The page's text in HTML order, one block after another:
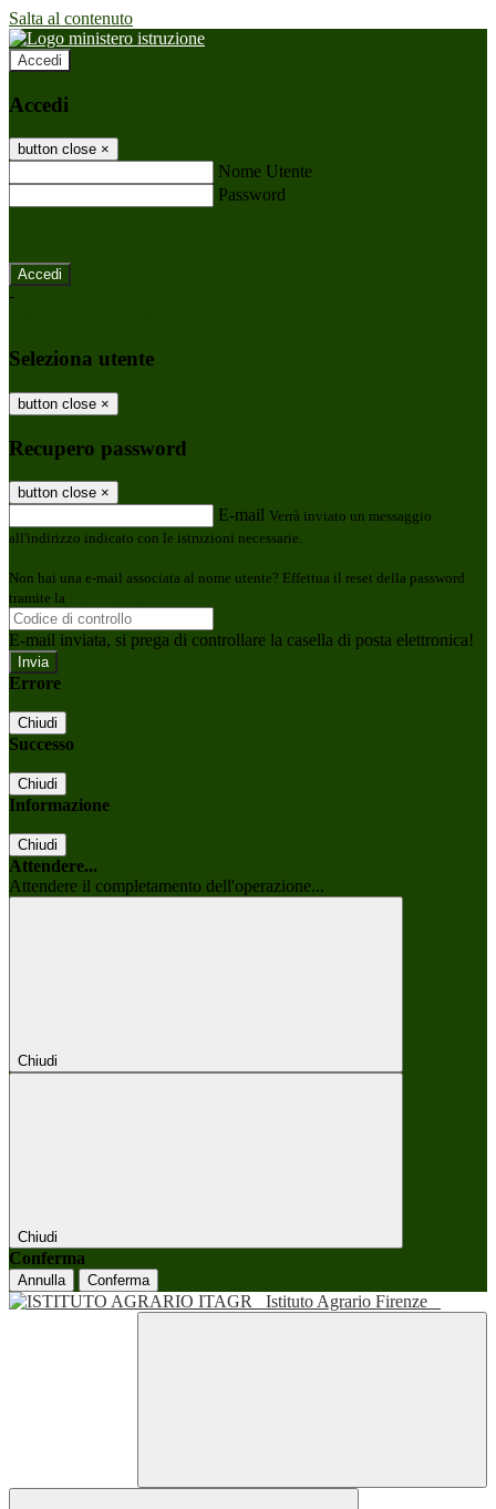
Salta al contenuto
Accedi
Accedi
button close ×
Nome Utente
Password
-
Seleziona utente
button close ×
Recupero password
button close ×
E-mail Verrà inviato un messaggio
all'indirizzo indicato con le istruzioni necessarie.
Non hai una e-mail associata al nome utente? Effettua il reset della password
tramite la
E-mail inviata, si prega di controllare la casella di posta elettronica!
Errore
Chiudi
Successo
Chiudi
Informazione
Chiudi
Attendere...
Attendere il completamento dell'operazione...
Chiudi
Chiudi
Conferma
Annulla Conferma
Istituto Agrario Firenze